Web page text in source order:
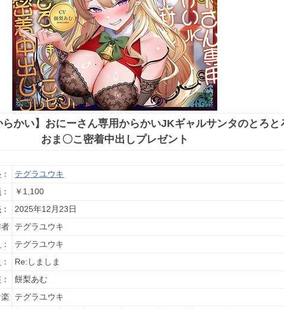
らかい】おにーさん専用からかいJKギャルサンタのとろと
おま〇こ密着中出しプレゼント
：
テグラユウキ
：
￥1,100
：
2025年12月23日
テグラユウキ
：
テグラユウキ
：
Re:しましま
：
餅梨あむ
テグラユウキ